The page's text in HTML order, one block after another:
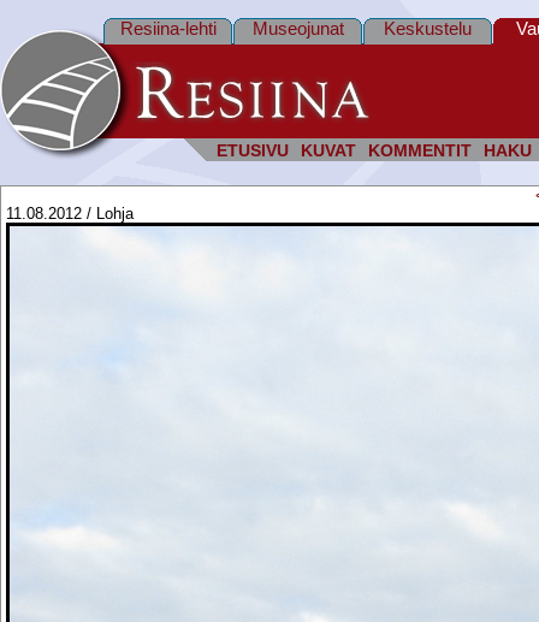
ETUSIVU KUVAT KOMMENTIT HAKU
Resiina-lehti Museojunat Keskustelu
11.08.2012 / Lohja